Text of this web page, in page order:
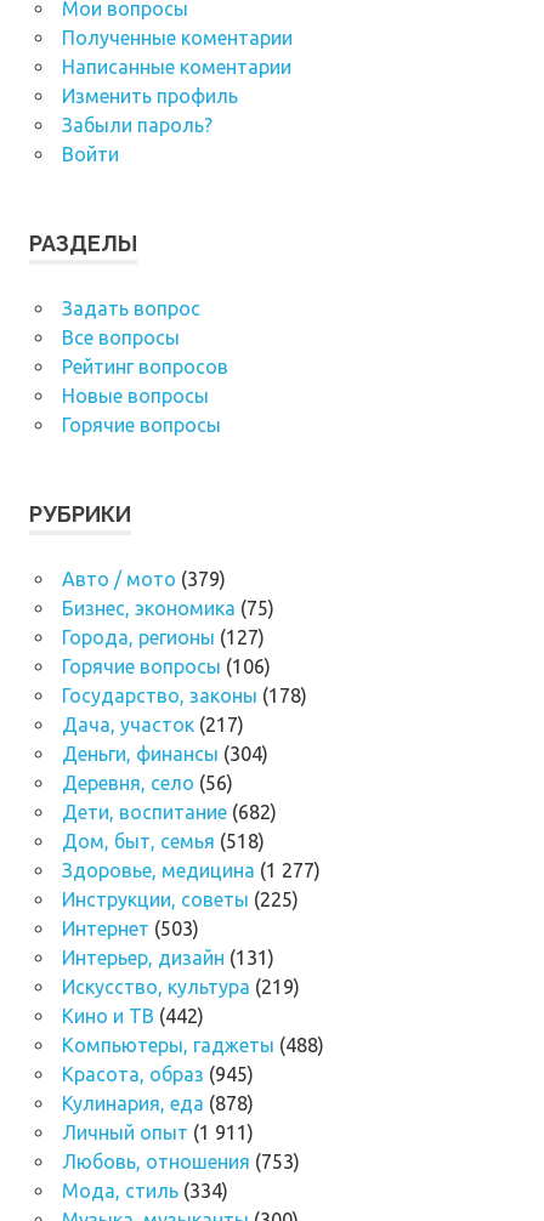
Мои вопросы
Полученные коментарии
Написанные коментарии
Изменить профиль
Забыли пароль?
Войти
РАЗДЕЛЫ
Задать вопрос
Все вопросы
Рейтинг вопросов
Новые вопросы
Горячие вопросы
РУБРИКИ
Авто / мото (379)
Бизнес, экономика (75)
Города, регионы (127)
Горячие вопросы (106)
Государство, законы (178)
Дача, участок(217)
Деньги, финансы (304)
Деревня, село (56)
Дети, воспитание(682)
Дом, быт, семья (518)
Здоровье, медицина (1 277)
Инструкции, советы (225)
Интернет (503)
Интерьер, дизайн (131)
Искусство, культура (219)
Кино и ТВ (442)
Компьютеры, гаджеты (488)
Красота, образ (945)
Кулинария, еда (878)
Личный опыт (1 911)
Любовь, отношения (753)
Мода, стиль(334)